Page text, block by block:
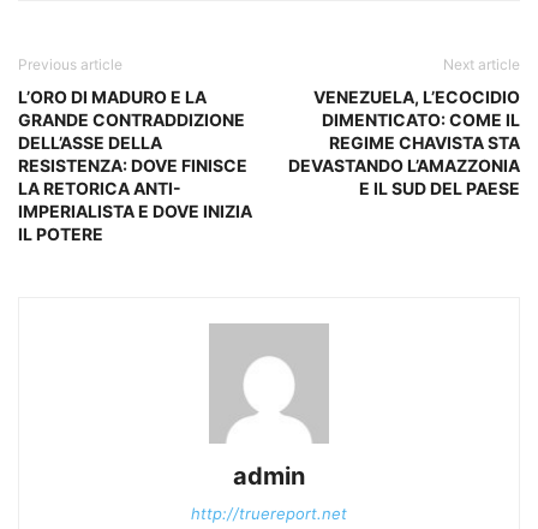
Previous article
L’ORO DI MADURO E LA
GRANDE CONTRADDIZIONE
DELL’ASSE DELLA
RESISTENZA: DOVE FINISCE
LA RETORICA ANTI-
IMPERIALISTA E DOVE INIZIA
IL POTERE
Next article
VENEZUELA, L’ECOCIDIO
DIMENTICATO: COME IL
REGIME CHAVISTA STA
DEVASTANDO L’AMAZZONIA
E IL SUD DEL PAESE
admin
http://truereport.net